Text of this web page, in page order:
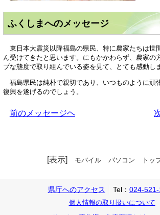
ふくしまへのメッセージ
東日本大震災以降福島の県民、特に農家たちは世
ん受けてきたと思います。にもかかわらず、農家の
ブな態度で取り組んでいる姿を見て、とても感動し
福島県民は純朴で親切であり、いつものように頑
復興を遂げるのでしょう。
前のメッセージヘ
[表示] モバイル パソコン トッ
県庁へのアクセス Tel： 024-521-
個人情報の取り扱いについて